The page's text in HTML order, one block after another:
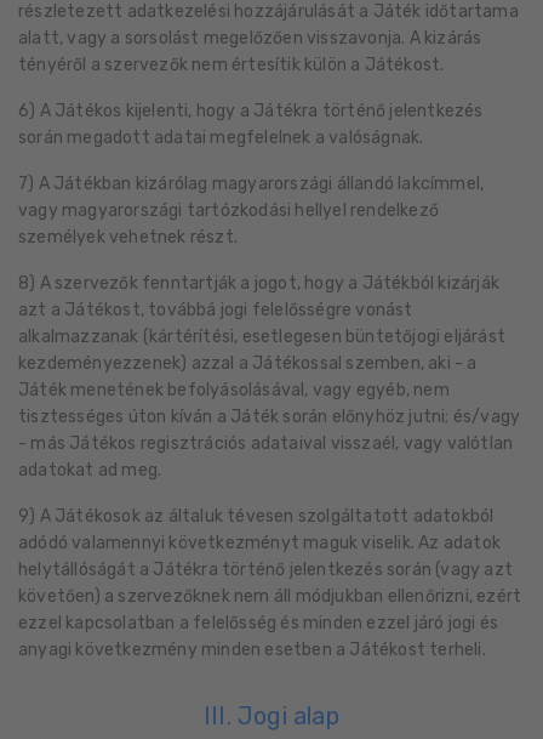
részletezett adatkezelési hozzájárulását a Játék időtartama
alatt, vagy a sorsolást megelőzően visszavonja. A kizárás
tényéről a szervezők nem értesítik külön a Játékost.
6) A Játékos kijelenti, hogy a Játékra történő jelentkezés
során megadott adatai megfelelnek a valóságnak.
7) A Játékban kizárólag magyarországi állandó lakcímmel,
vagy magyarországi tartózkodási hellyel rendelkező
személyek vehetnek részt.
8) A szervezők fenntartják a jogot, hogy a Játékból kizárják
azt a Játékost, továbbá jogi felelősségre vonást
alkalmazzanak (kártérítési, esetlegesen büntetőjogi eljárást
kezdeményezzenek) azzal a Játékossal szemben, aki - a
Játék menetének befolyásolásával, vagy egyéb, nem
tisztességes úton kíván a Játék során előnyhöz jutni; és/vagy
- más Játékos regisztrációs adataival visszaél, vagy valótlan
adatokat ad meg.
9) A Játékosok az általuk tévesen szolgáltatott adatokból
adódó valamennyi következményt maguk viselik. Az adatok
helytállóságát a Játékra történő jelentkezés során (vagy azt
követően) a szervezőknek nem áll módjukban ellenőrizni, ezért
ezzel kapcsolatban a felelősség és minden ezzel járó jogi és
anyagi következmény minden esetben a Játékost terheli.
III. Jogi alap